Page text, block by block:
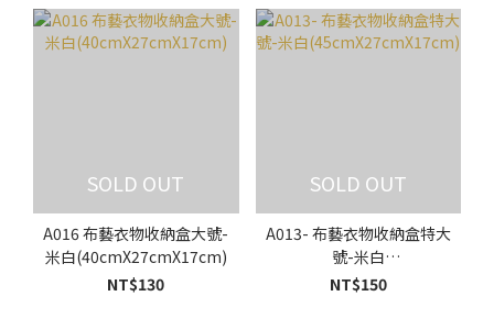
SOLD OUT
A016 布藝衣物收納盒大號-
米白(40cmX27cmX17cm)
NT$130
SOLD OUT
A013- 布藝衣物收納盒特大
號-米白
(45cmX27cmX17cm)
NT$150